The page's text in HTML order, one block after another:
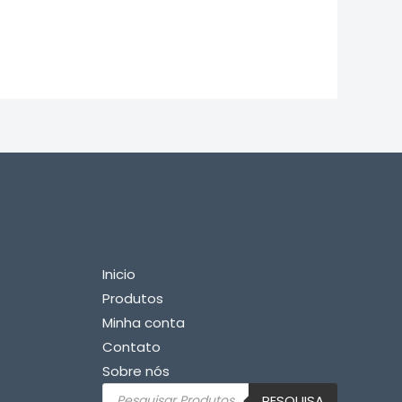
Inicio
Produtos
Minha conta
Contato
Sobre nós
Pesquisar